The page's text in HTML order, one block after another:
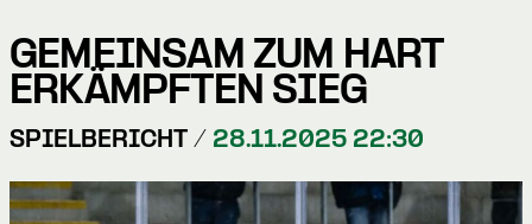
GEMEINSAM ZUM HART
ERKÄMPFTEN SIEG
SPIELBERICHT / 28.11.2025 22:30